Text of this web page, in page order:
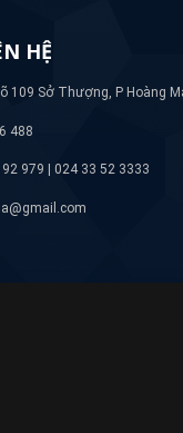
HỆ
109 Sở Thượng, P Hoàng
488
979 | 024 33 52 3333